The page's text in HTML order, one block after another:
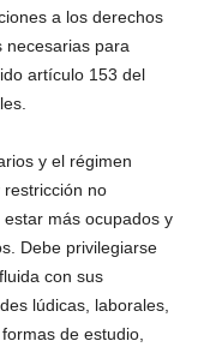
a los derechos
necesarias para
artículo 153 del
y el régimen
no
más ocupados y
Debe privilegiarse
con sus
lúdicas, laborales,
de estudio,